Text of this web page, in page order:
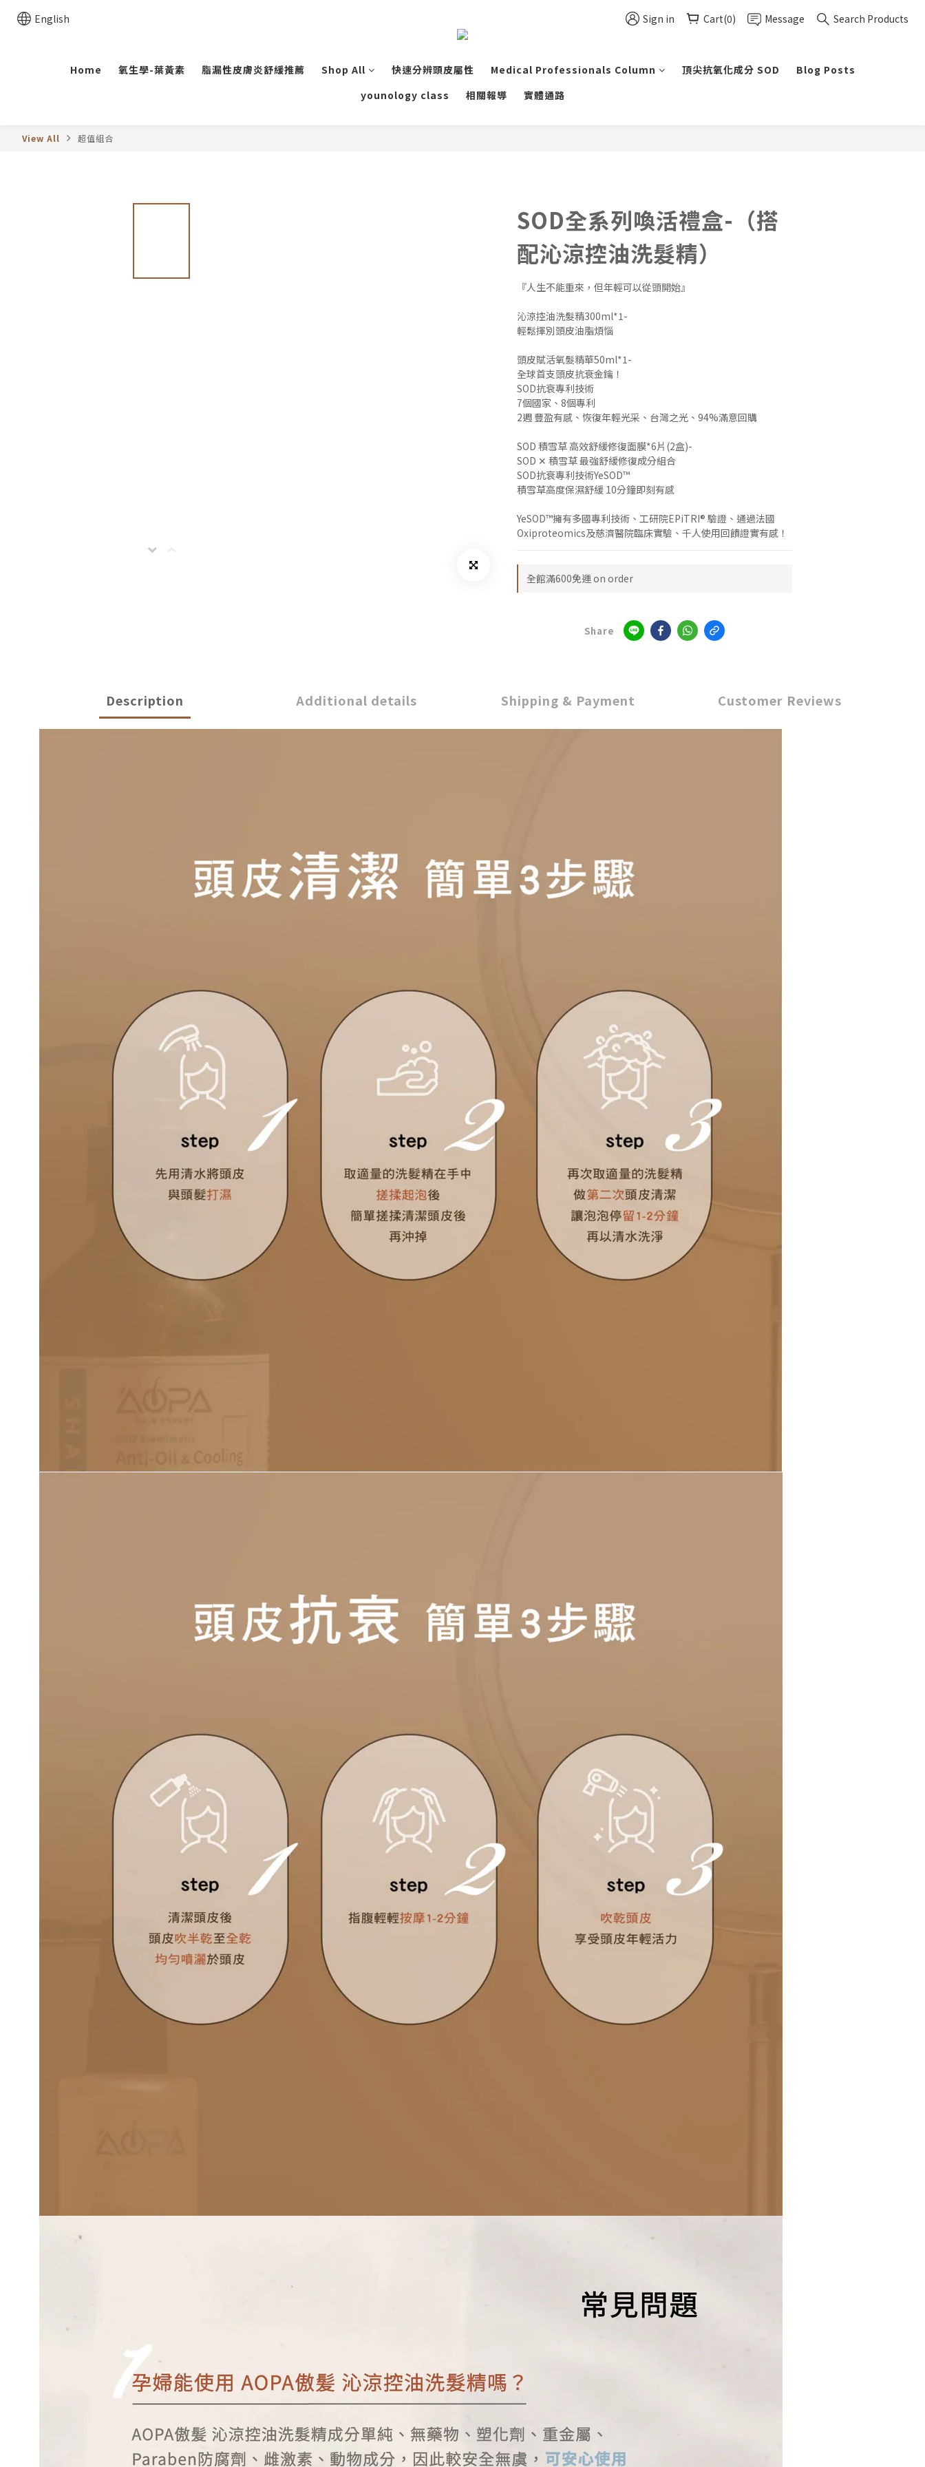
English Sign in Cart(0) Message Search Products
Home 氧生學-葉黃素 脂漏性皮膚炎舒緩推薦 Shop All 快速分辨頭皮屬性 Medical Professionals Column 頂尖抗氧化成分 SOD
Blog Posts
younology class
相關報導 實體通路
View All 超值組合
SOD全系列喚活禮盒-（搭
配沁涼控油洗髮精）
『人生不能重來，但年輕可以從頭開始』
沁涼控油洗髮精300ml*1-
輕鬆揮別頭皮油脂煩惱
頭皮賦活氧髮精華50ml*1-
全球首支頭皮抗衰金鑰！
SOD抗衰專利技術
7個國家、8個專利
2週 豐盈有感、恢復年輕光采、台灣之光、94%滿意回購
SOD 積雪草 高效舒緩修復面膜*6片(2盒)-
SOD ✕ 積雪草 最強舒緩修復成分組合
SOD抗衰專利技術YeSOD™
積雪草高度保濕舒緩 10分鐘即刻有感
YeSOD™擁有多國專利技術、工研院EPiTRI® 驗證、通過法國
Oxiproteomics及慈濟醫院臨床實驗、千人使用回饋證實有感！
全館滿600免運 on order
Share
Description Additional details Shipping & Payment Customer Reviews